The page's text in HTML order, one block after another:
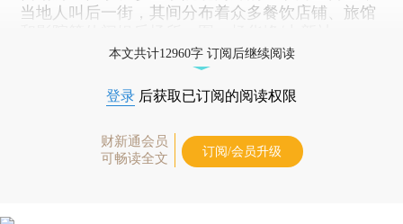
当地人叫后一街，其间分布着众多餐饮店铺、旅馆
本文共计12960字 订阅后继续阅读
登录 后获取已订阅的阅读权限
财新通会员
可畅读全文
订阅/会员升级